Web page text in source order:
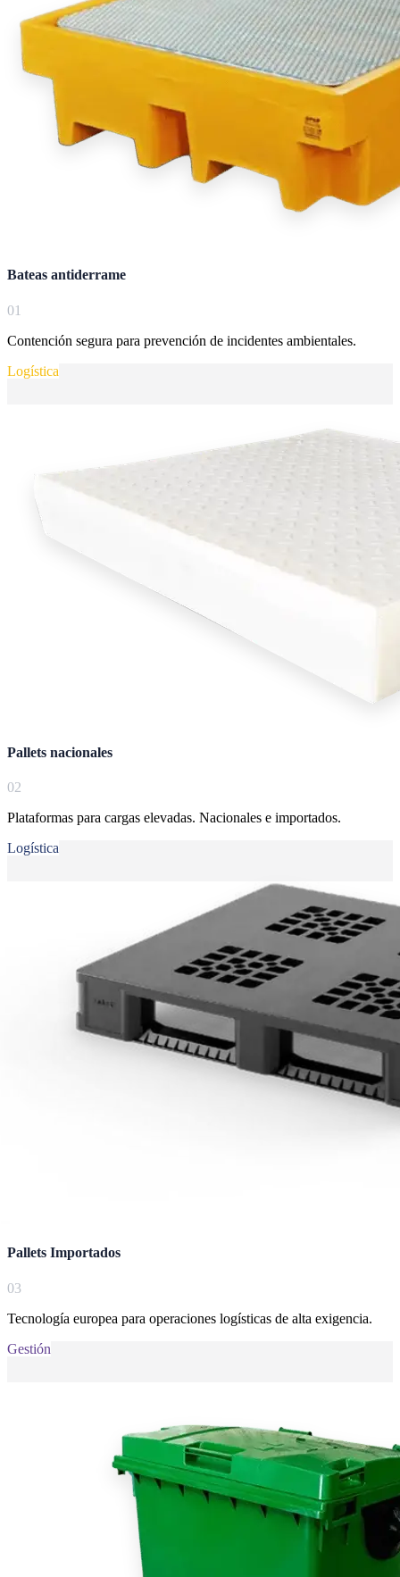
Bateas antiderrame
01
Contención segura para prevención de incidentes ambientales.
Logística
Pallets nacionales
02
Plataformas para cargas elevadas. Nacionales e importados.
Logística
Pallets Importados
03
Tecnología europea para operaciones logísticas de alta exigencia.
Gestión